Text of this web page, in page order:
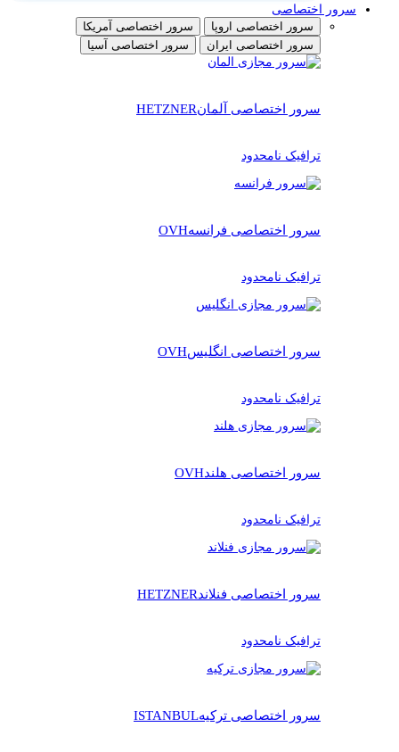
سرور اختصاصی
سرور اختصاصی اروپا
سرور اختصاصی آمریکا
سرور اختصاصی ایران
سرور اختصاصی آسیا
سرور اختصاصی آلمانHETZNER
ترافیک نامحدود
سرور اختصاصی فرانسهOVH
ترافیک نامحدود
سرور اختصاصی انگلیسOVH
ترافیک نامحدود
سرور اختصاصی هلندOVH
ترافیک نامحدود
سرور اختصاصی فنلاندHETZNER
ترافیک نامحدود
سرور اختصاصی ترکیهISTANBUL